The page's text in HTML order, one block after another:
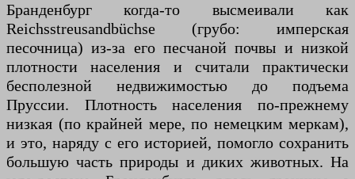
Бранденбург когда-то высмеивали как
Reichsstreusandbüchse (грубо: имперская
песочница) из-за его песчаной почвы и низкой
плотности населения и считали практически
бесполезной недвижимостью до подъема
Пруссии. Плотность населения по-прежнему
низкая (по крайней мере, по немецким меркам),
и это, наряду с его историей, помогло сохранить
большую часть природы и диких животных. На